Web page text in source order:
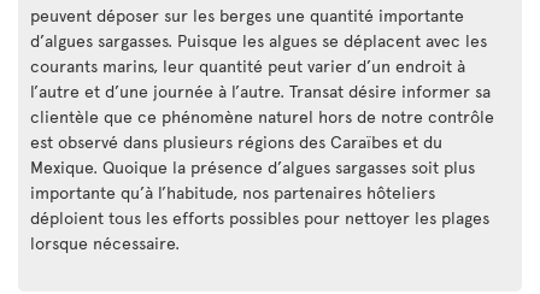
peuvent déposer sur les berges une quantité importante
d’algues sargasses. Puisque les algues se déplacent avec les
courants marins, leur quantité peut varier d’un endroit à
l’autre et d’une journée à l’autre. Transat désire informer sa
clientèle que ce phénomène naturel hors de notre contrôle
est observé dans plusieurs régions des Caraïbes et du
Mexique. Quoique la présence d’algues sargasses soit plus
importante qu’à l’habitude, nos partenaires hôteliers
déploient tous les efforts possibles pour nettoyer les plages
lorsque nécessaire.